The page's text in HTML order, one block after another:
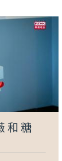
和糖